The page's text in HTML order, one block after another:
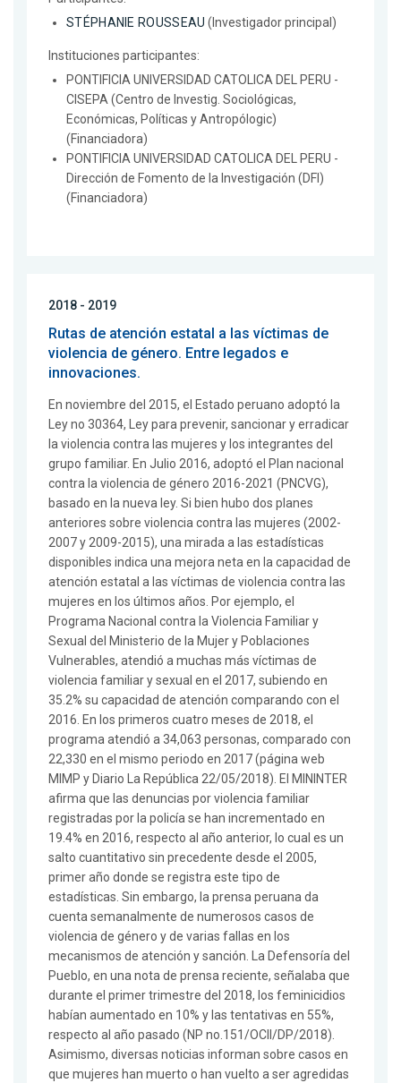
STÉPHANIE ROUSSEAU (Investigador principal)
Instituciones participantes:
PONTIFICIA UNIVERSIDAD CATOLICA DEL PERU -
CISEPA (Centro de Investig. Sociológicas,
Económicas, Políticas y Antropólogic)
(Financiadora)
PONTIFICIA UNIVERSIDAD CATOLICA DEL PERU -
Dirección de Fomento de la Investigación (DFI)
(Financiadora)
2018 - 2019
Rutas de atención estatal a las víctimas de
violencia de género. Entre legados e
innovaciones.
En noviembre del 2015, el Estado peruano adoptó la
Ley no 30364, Ley para prevenir, sancionar y erradicar
la violencia contra las mujeres y los integrantes del
grupo familiar. En Julio 2016, adoptó el Plan nacional
contra la violencia de género 2016-2021 (PNCVG),
basado en la nueva ley. Si bien hubo dos planes
anteriores sobre violencia contra las mujeres (2002-
2007 y 2009-2015), una mirada a las estadísticas
disponibles indica una mejora neta en la capacidad de
atención estatal a las víctimas de violencia contra las
mujeres en los últimos años. Por ejemplo, el
Programa Nacional contra la Violencia Familiar y
Sexual del Ministerio de la Mujer y Poblaciones
Vulnerables, atendió a muchas más víctimas de
violencia familiar y sexual en el 2017, subiendo en
35.2% su capacidad de atención comparando con el
2016. En los primeros cuatro meses de 2018, el
programa atendió a 34,063 personas, comparado con
22,330 en el mismo periodo en 2017 (página web
MIMP y Diario La República 22/05/2018). El MININTER
afirma que las denuncias por violencia familiar
registradas por la policía se han incrementado en
19.4% en 2016, respecto al año anterior, lo cual es un
salto cuantitativo sin precedente desde el 2005,
primer año donde se registra este tipo de
estadísticas. Sin embargo, la prensa peruana da
cuenta semanalmente de numerosos casos de
violencia de género y de varias fallas en los
mecanismos de atención y sanción. La Defensoría del
Pueblo, en una nota de prensa reciente, señalaba que
durante el primer trimestre del 2018, los feminicidios
habían aumentado en 10% y las tentativas en 55%,
respecto al año pasado (NP no.151/OCII/DP/2018).
Asimismo, diversas noticias informan sobre casos en
que mujeres han muerto o han vuelto a ser agredidas